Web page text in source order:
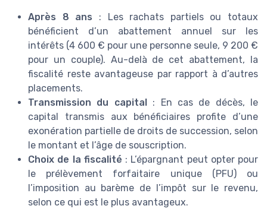
Après 8 ans : Les rachats partiels ou totaux
bénéficient d’un abattement annuel sur les
intérêts (4 600 € pour une personne seule, 9 200 €
pour un couple). Au-delà de cet abattement, la
fiscalité reste avantageuse par rapport à d’autres
placements.
Transmission du capital
: En cas de décès, le
capital transmis aux bénéficiaires profite d’une
exonération partielle de droits de succession, selon
le montant et l’âge de souscription.
Choix de la fiscalité : L’épargnant peut opter pour
le prélèvement forfaitaire unique (PFU) ou
l’imposition au barème de l’impôt sur le revenu,
selon ce qui est le plus avantageux.